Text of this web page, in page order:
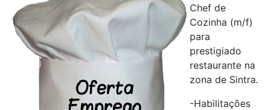
Chef de
Cozinha (m/f)
para
prestigiado
restaurante na
zona de Sintra.
-Habilitações